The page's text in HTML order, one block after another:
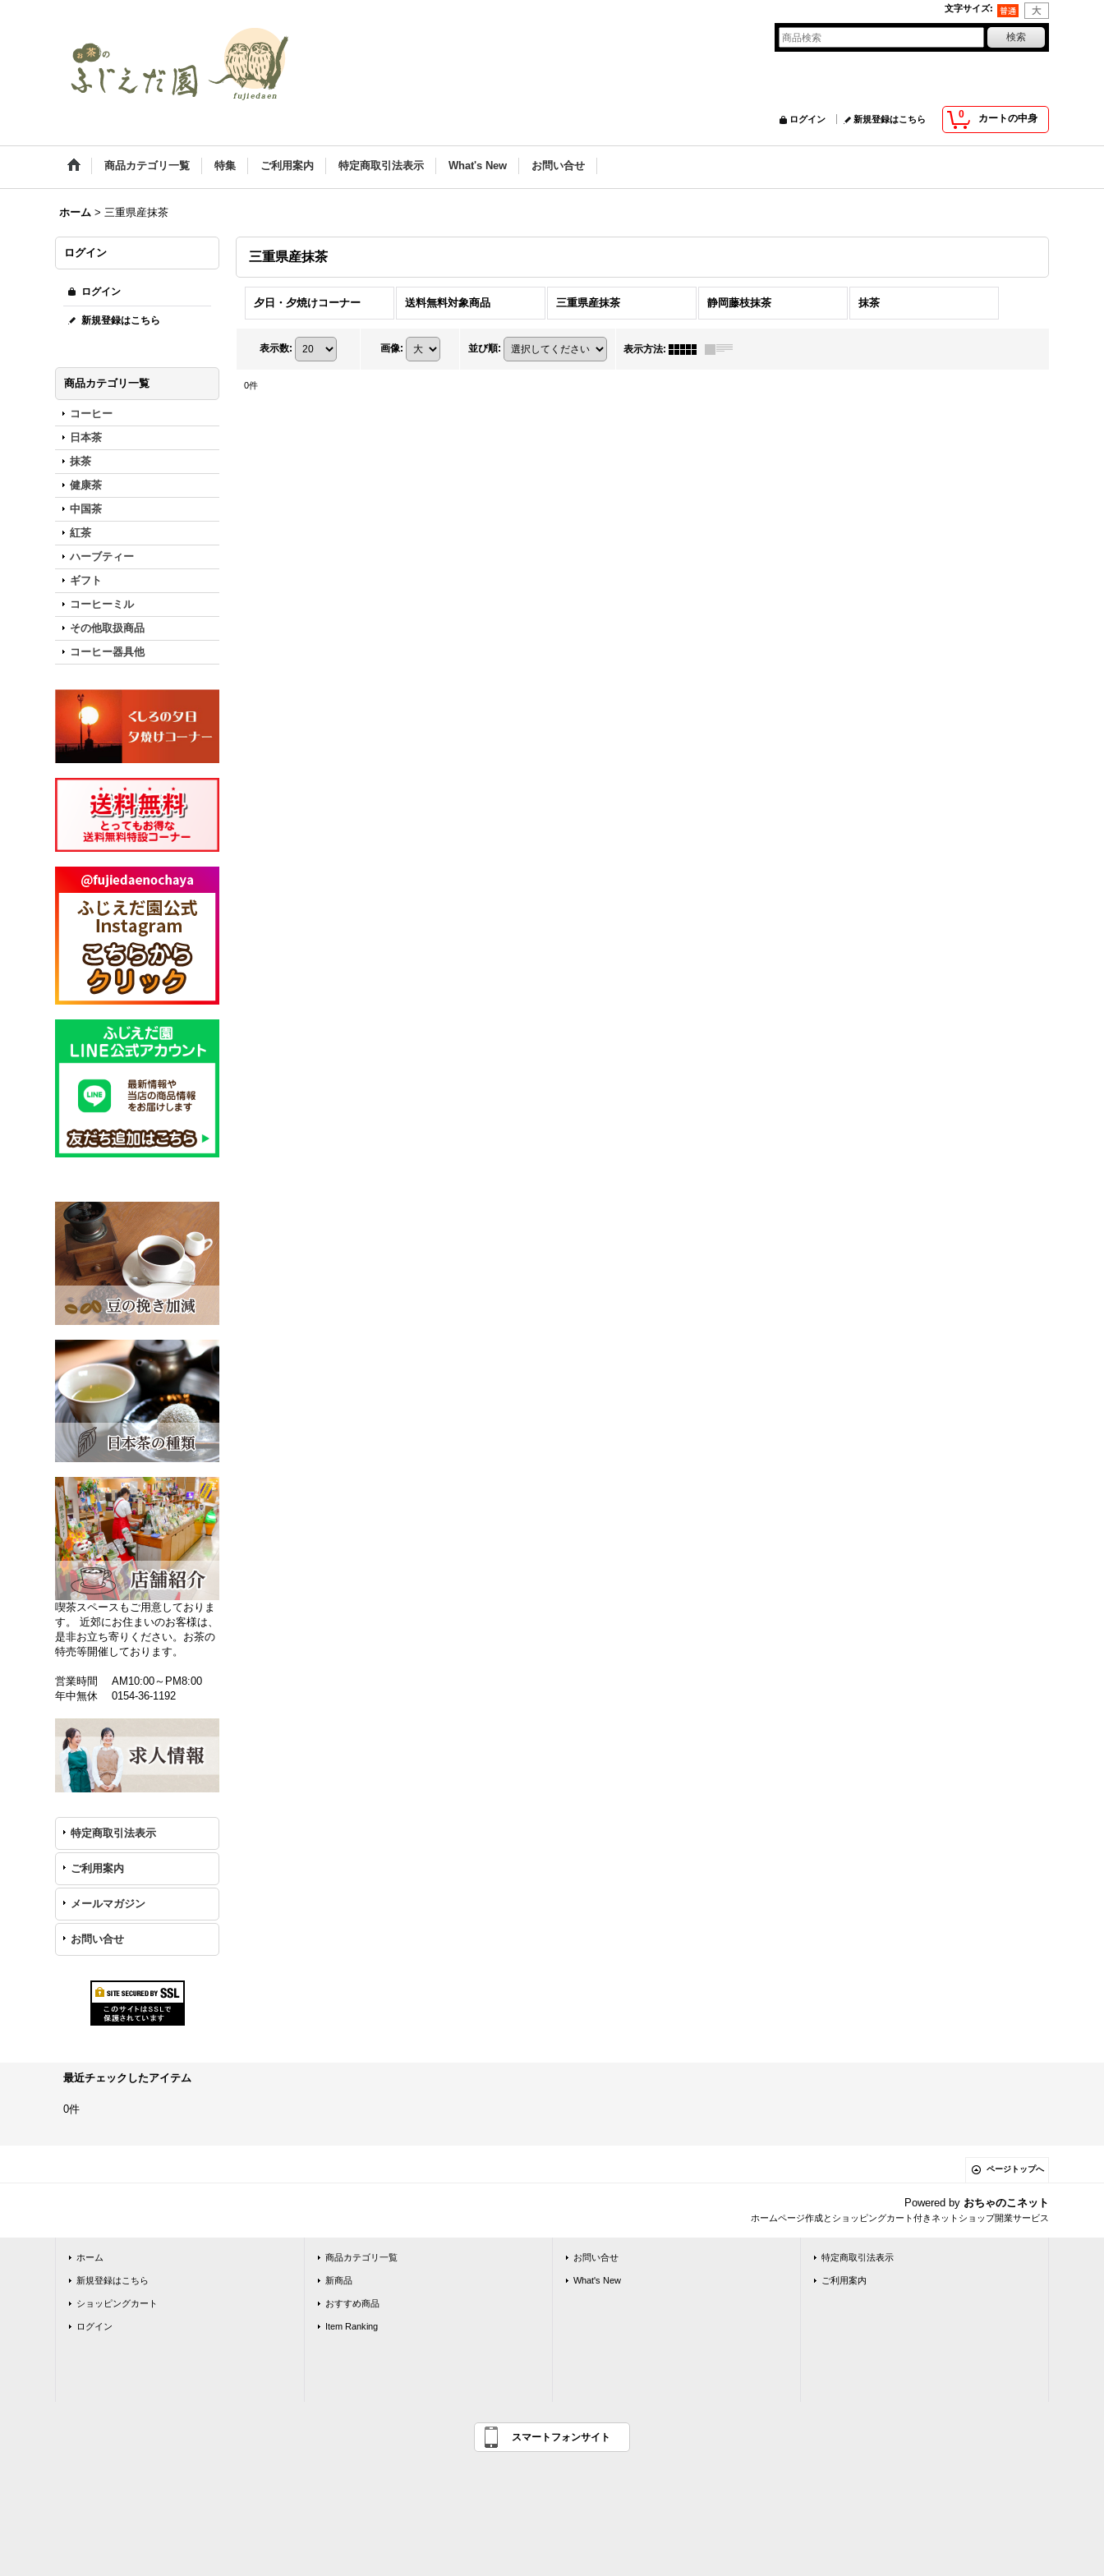
文字サイズ:
0 カートの中身
ログイン 新規登録はこちら
商品カテゴリ一覧 特集 ご利用案内 特定商取引法表示 What's New お問い合せ
ホーム > 三重県産抹茶
ログイン
ログイン
新規登録はこちら
商品カテゴリ一覧
コーヒー
日本茶
抹茶
健康茶
中国茶
紅茶
ハーブティー
ギフト
コーヒーミル
その他取扱商品
コーヒー器具他
喫茶スペースもご用意しておりま
す。 近郊にお住まいのお客様は、
是非お立ち寄りください。お茶の
特売等開催しております。
営業時間 AM10:00～PM8:00
年中無休 0154-36-1192
特定商取引法表示
ご利用案内
メールマガジン
お問い合せ
三重県産抹茶
夕日・夕焼けコーナー 送料無料対象商品 三重県産抹茶 静岡藤枝抹茶 抹茶
表示数: 画像: 並び順: 表示方法:
0件
最近チェックしたアイテム
0件
ページトップへ
Powered by おちゃのこネット
ホームページ作成とショッピングカート付きネットショップ開業サービス
ホーム
新規登録はこちら
ショッピングカート
ログイン
商品カテゴリ一覧
新商品
おすすめ商品
Item Ranking
お問い合せ
What's New
特定商取引法表示
ご利用案内
スマートフォンサイト